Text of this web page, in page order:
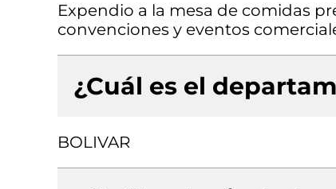
Expendio a la mesa de comidas
convenciones y eventos
¿Cuál es el
BOLIVAR